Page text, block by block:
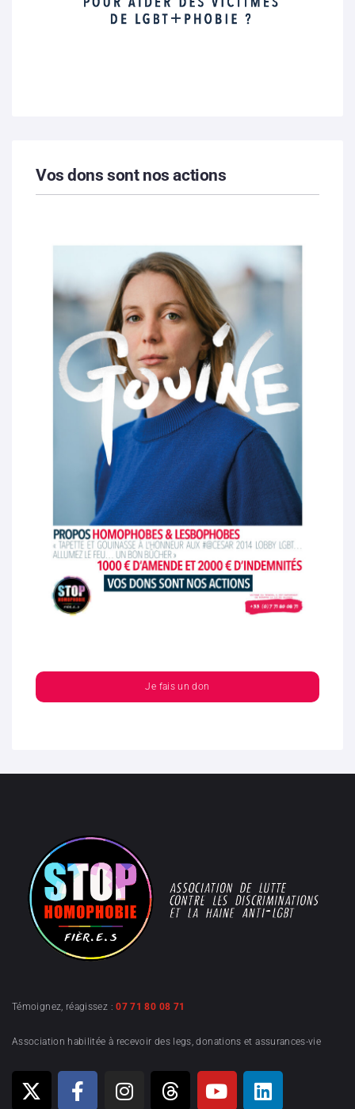
Vos dons sont nos actions
Je fais un don
Témoignez, réagissez :07 71 80 08 71
Association habilitée à recevoir des legs, donations et assurances-vie